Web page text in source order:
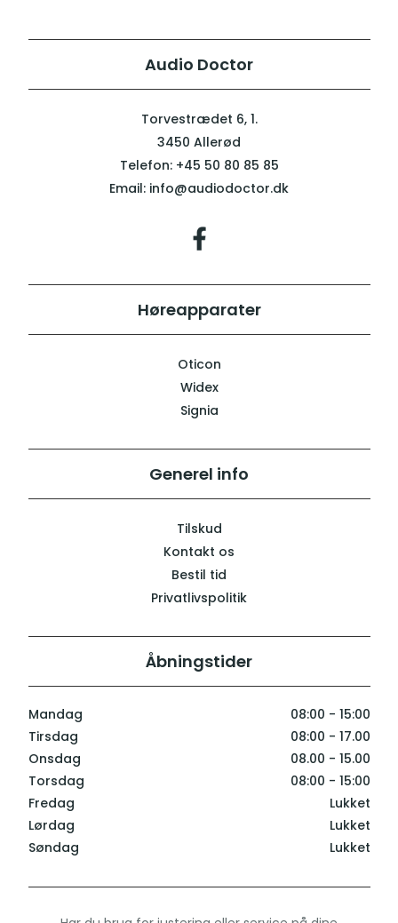
Audio Doctor
Torvestrædet 6, 1.
3450 Allerød
Telefon: +45 50 80 85 85
Email: info@audiodoctor.dk
Høreapparater
Oticon
Widex
Signia
Generel info
Tilskud
Kontakt os
Bestil tid
Privatlivspolitik
Åbningstider
Mandag
08:00 - 15:00
Tirsdag
08:00 - 17.00
Onsdag
08.00 - 15.00
Torsdag
08:00 - 15:00
Fredag
Lukket
Lørdag
Lukket
Søndag
Lukket